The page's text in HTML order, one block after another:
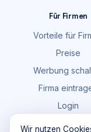
Für Firmen
Vorteile für
Preise
Werbung
Firma
Login
Wir nutzen